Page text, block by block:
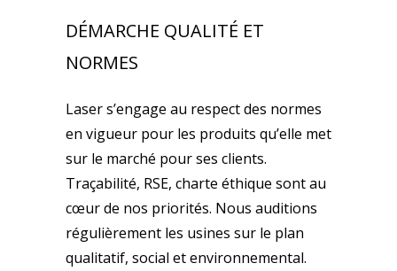
DÉMARCHE QUALITÉ ET
NORMES
Laser s’engage au respect des normes
en vigueur pour les produits qu’elle met
sur le marché pour ses clients.
Traçabilité, RSE, charte éthique sont au
cœur de nos priorités. Nous auditions
régulièrement les usines sur le plan
qualitatif, social et environnemental.